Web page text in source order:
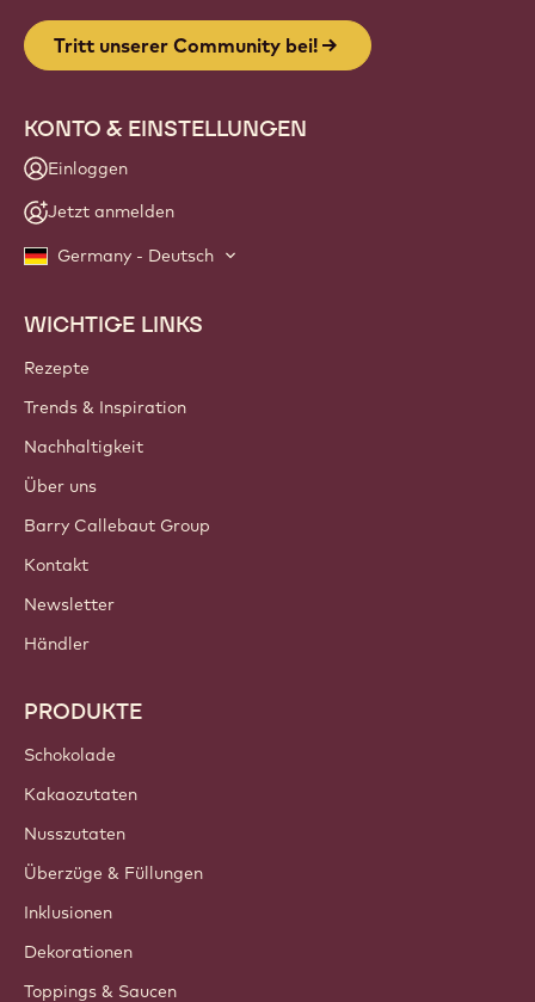
Tritt unserer Community bei!
KONTO & EINSTELLUNGEN
Einloggen
Jetzt anmelden
Germany - Deutsch
Footer
Callebaut
WICHTIGE LINKS
Rezepte
Trends & Inspiration
Nachhaltigkeit
Über uns
Barry Callebaut Group
Kontakt
Newsletter
Händler
PRODUKTE
Schokolade
Kakaozutaten
Nusszutaten
Überzüge & Füllungen
Inklusionen
Dekorationen
Toppings & Saucen